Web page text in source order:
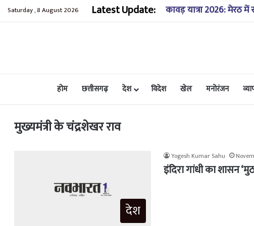
Saturday , 8 August 2026 Latest Update: IND vs SL: भारत-
होम छत्तीसगढ़ देश विदेश खेल मनोरंजन
मुख्यमंत्री के चंद्रशेखर राव
देश
Yogesh Kumar Sahu
इंदिरा गांधी का शासन